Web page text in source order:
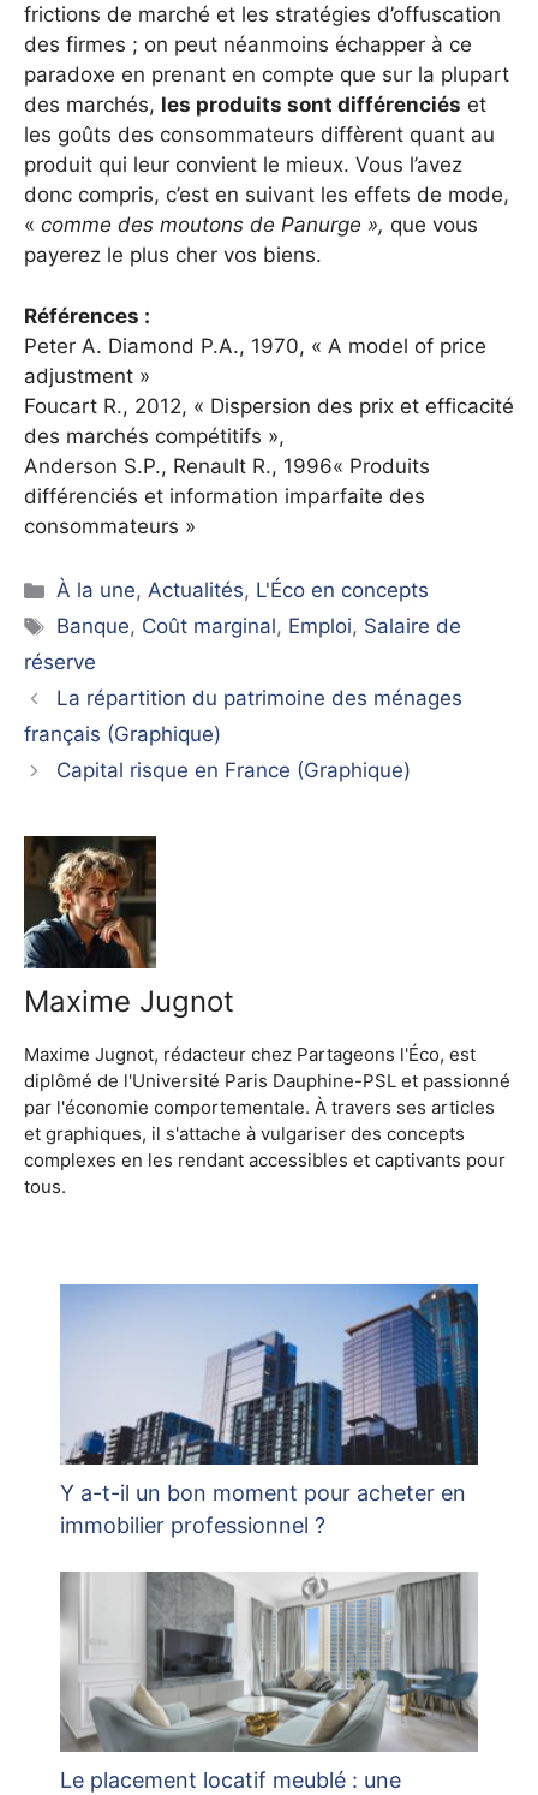
frictions de marché et les stratégies d’offuscation
des firmes ; on peut néanmoins échapper à ce
paradoxe en prenant en compte que sur la plupart
des marchés, les produits sont différenciés et
les goûts des consommateurs diffèrent quant au
produit qui leur convient le mieux. Vous l’avez
donc compris, c’est en suivant les effets de mode,
« comme des moutons de Panurge », que vous
payerez le plus cher vos biens.
Références :
Peter A. Diamond P.A., 1970, « A model of price
adjustment »
Foucart R., 2012, « Dispersion des prix et efficacité
des marchés compétitifs »,
Anderson S.P., Renault R., 1996« Produits
différenciés et information imparfaite des
consommateurs »
Catégories
À la une,Actualités, L'Éco en concepts
Étiquettes
Banque, Coût marginal, Emploi, Salaire de
réserve
La répartition du patrimoine des ménages
français (Graphique)
Capital risque en France (Graphique)
Maxime Jugnot
Maxime Jugnot, rédacteur chez Partageons l'Éco, est
diplômé de l'Université Paris Dauphine-PSL et passionné
par l'économie comportementale. À travers ses articles
et graphiques, il s'attache à vulgariser des concepts
complexes en les rendant accessibles et captivants pour
tous.
Y a-t-il un bon moment pour acheter en
immobilier professionnel ?
Le placement locatif meublé : une